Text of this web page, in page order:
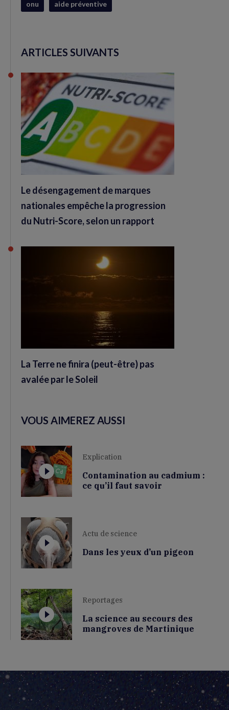
onu aide préventive
ARTICLES SUIVANTS
Le désengagement de marques
nationales empêche la progression
du Nutri-Score, selon un rapport
La Terre ne finira (peut-être) pas
avalée par le Soleil
VOUS AIMEREZ AUSSI
Explication
Contamination au cadmium :
ce qu’il faut savoir
Actu de science
Dans les yeux d’un pigeon
Reportages
La science au secours des
mangroves de Martinique